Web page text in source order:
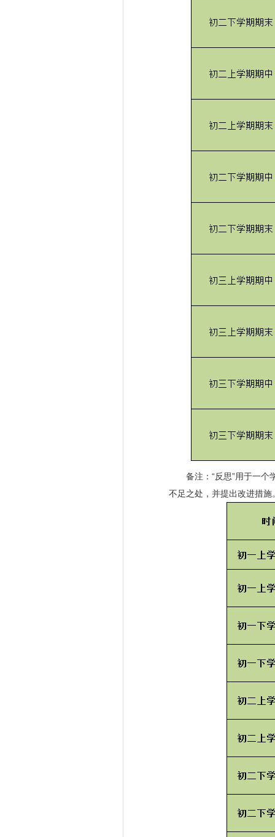
备注：“反思”用于一个
不足之处，并提出改进措施